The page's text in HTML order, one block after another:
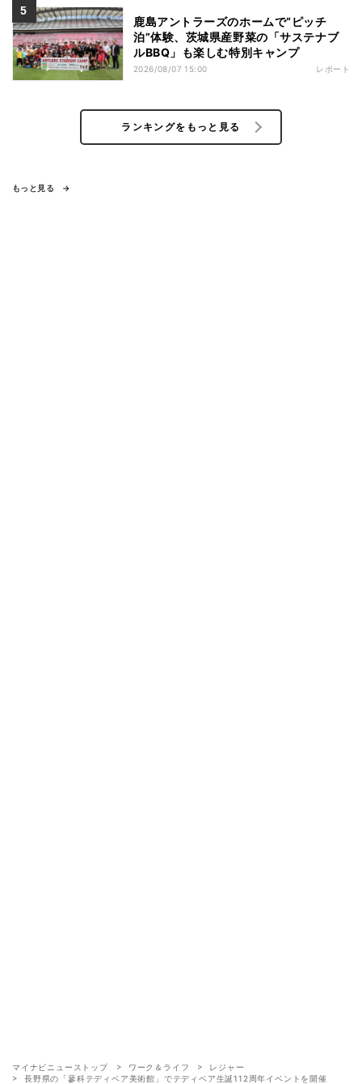
鹿島アントラーズのホームで“ピッチ
泊”体験、茨城県産野菜の「サステナブ
ルBBQ」も楽しむ特別キャンプ
2026/08/07 15:00 レポート
ランキングをもっと見る
もっと見る
マイナビニューストップ ワーク＆ライフ
レジャー
長野県の「蓼科テディベア美術館」でテディベア生誕112周年イベントを開催